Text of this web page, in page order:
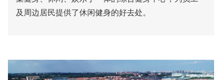
及周边居民提供了休闲健身的好去处。